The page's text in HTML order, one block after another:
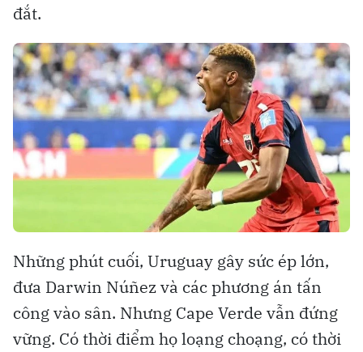
đắt.
Những phút cuối, Uruguay gây sức ép lớn,
đưa Darwin Núñez và các phương án tấn
công vào sân. Nhưng Cape Verde vẫn đứng
vững. Có thời điểm họ loạng choạng, có thời